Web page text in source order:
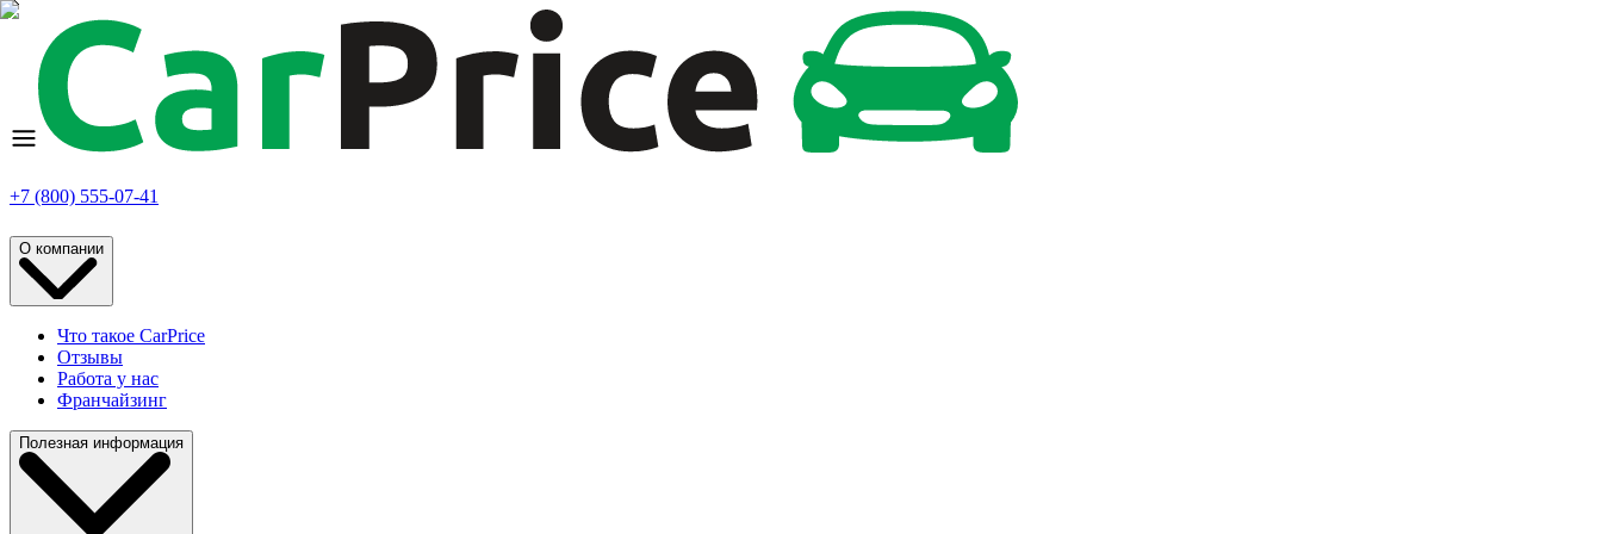
+7 (800) 555-07-41
О компании
Что такое CarPrice
Отзывы
Работа у нас
Франчайзинг
Полезная информация